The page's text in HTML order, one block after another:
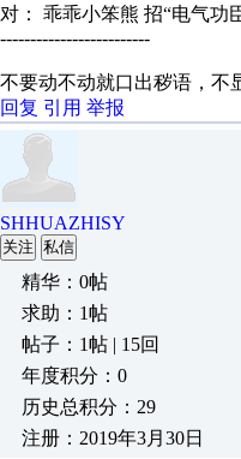
对： 乖乖小笨熊 招“电气功
-------------------------
不要动不动就口出秽语，不
回复 引用 举报
SHHUAZHISY
关注 私信
精华：0帖
求助：1帖
帖子：1帖 | 15回
年度积分：0
历史总积分：29
注册：2019年3月30日